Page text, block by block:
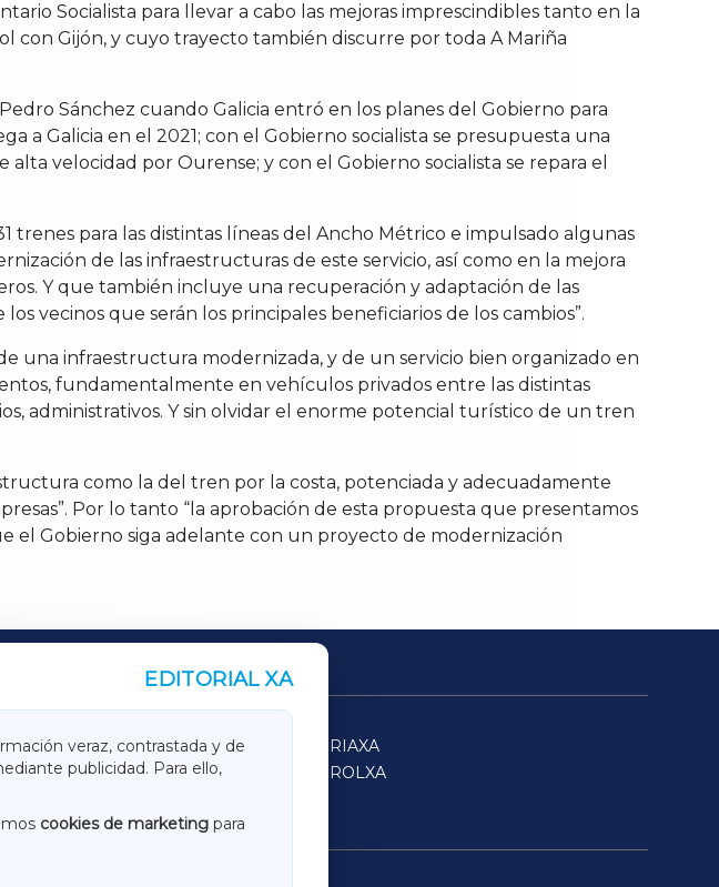
Socialista para llevar a cabo las mejoras imprescindibles tanto en la
Gijón, y cuyo trayecto también discurre por toda A Mariña
Sánchez cuando Galicia entró en los planes del Gobierno para
a Galicia en el 2021; con el Gobierno socialista se presupuesta una
velocidad por Ourense; y con el Gobierno socialista se repara el
trenes para las distintas líneas del Ancho Métrico e impulsado algunas
de las infraestructuras de este servicio, así como en la mejora
Y que también incluye una recuperación y adaptación de las
vecinos que serán los principales beneficiarios de los cambios”.
una infraestructura modernizada, y de un servicio bien organizado en
fundamentalmente en vehículos privados entre las distintas
administrativos. Y sin olvidar el enorme potencial turístico de un tren
como la del tren por la costa, potenciada y adecuadamente
Por lo tanto “la aprobación de esta propuesta que presentamos
el Gobierno siga adelante con un proyecto de modernización
EDITORIAL XA
veraz, contrastada y de
publicidad. Para ello,
cookies de marketing para
SARRIAXA
FERROLXA